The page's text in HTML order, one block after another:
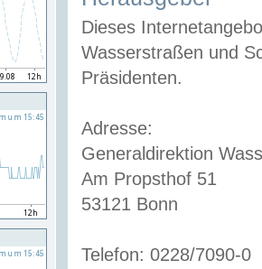
Dieses
Wasserstraßen und
Präsidenten.
Adresse:
Generaldirektion
Am Propsthof 51
53121 Bonn
Telefon: 0228/7090-0